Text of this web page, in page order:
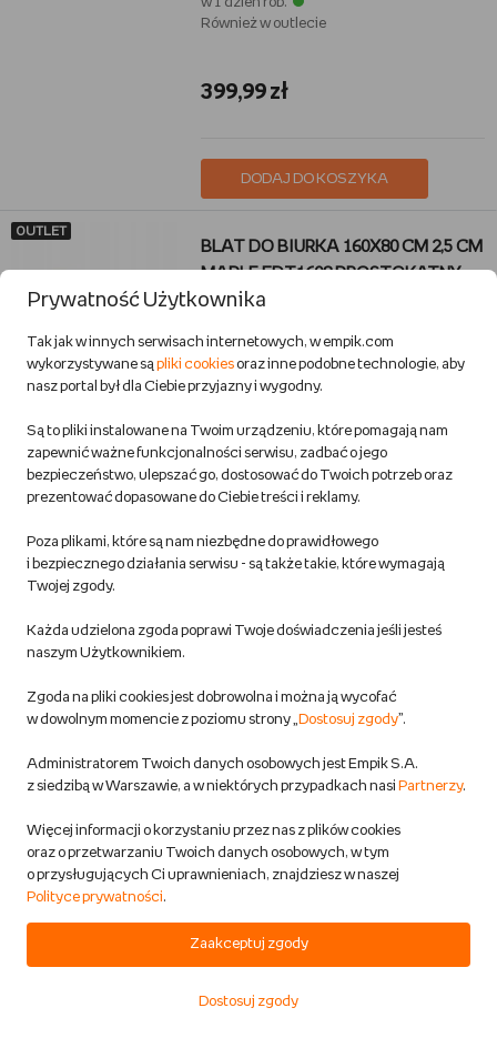
Również w outlecie
399,99 zł
DODAJ DO KOSZYKA
OUTLET
BLAT DO BIURKA 160X80 CM 2,5 CM
MAPLE FDT1608 PROSTOKĄTNY
STABILNY
Przewidywana wysyłka:
269,99 zł
DODAJ DO KOSZYKA
Biurko Gamingowe 160X80 Białe
Dom i ogród
w 1 dzień rob.
495,00 zł
Led Przepust Stabilne Producent
Prywatność Użytkownika
Tak jak w innych serwisach internetowych, w empik.com
wykorzystywane sąpliki cookiesoraz inne podobne technologie, aby
nasz portal był dla Ciebie przyjazny i wygodny.
Są to pliki instalowane na Twoim urządzeniu, które pomagają nam
zapewnić ważne funkcjonalności serwisu, zadbać o jego
bezpieczeństwo, ulepszać go, dostosować do Twoich potrzeb oraz
prezentować dopasowane do Ciebie treści i reklamy.
Poza plikami, które są nam niezbędne do prawidłowego
i bezpiecznego działania serwisu - są także takie, które wymagają
Twojej zgody.
Każda udzielona zgoda poprawi Twoje doświadczenia jeśli jesteś
naszym Użytkownikiem.
Zgoda na pliki cookies jest dobrowolna i można ją wycofać
w dowolnym momencie z poziomu strony „ Dostosuj zgody”.
Administratorem Twoich danych osobowych jest Empik S.A.
z siedzibą w Warszawie, a w niektórych przypadkach nasi Partnerzy.
Więcej informacji o korzystaniu przez nas z plików cookies
oraz o przetwarzaniu Twoich danych osobowych, w tym
o przysługujących Ci uprawnieniach, znajdziesz w naszej
Polityce prywatności.
Zaakceptuj zgody
Dostosuj zgody